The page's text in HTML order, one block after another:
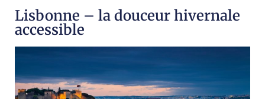
Lisbonne – la douceur hivernale
accessible